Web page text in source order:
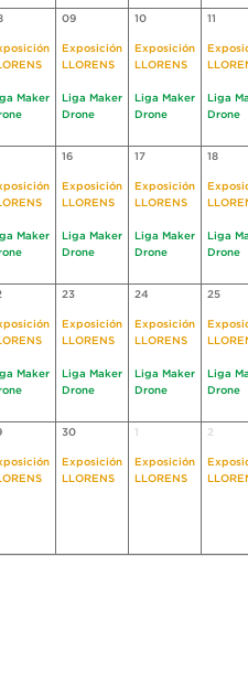
Maker
09
Exposición
LLORENS
Liga Maker
Drone
10
Exposición
LLORENS
Liga Maker
Drone
11
Liga
Drone
Maker
16
Exposición
LLORENS
Liga Maker
Drone
17
Exposición
LLORENS
Liga Maker
Drone
18
Liga
Drone
Maker
23
Exposición
LLORENS
Liga Maker
Drone
24
Exposición
LLORENS
Liga Maker
Drone
25
Liga
Drone
30
Exposición
LLORENS
Exposición
LLORENS
2